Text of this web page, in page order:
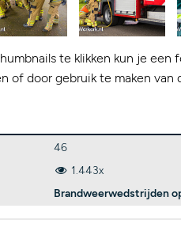
te klikken kun je
of door gebruik te maken
46
1.443x
Brandweerwedstrijden